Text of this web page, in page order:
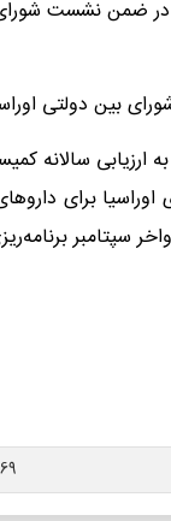
اوراسیا بیان کرد:
سالانه
اوراسیا برای
سپتامبر